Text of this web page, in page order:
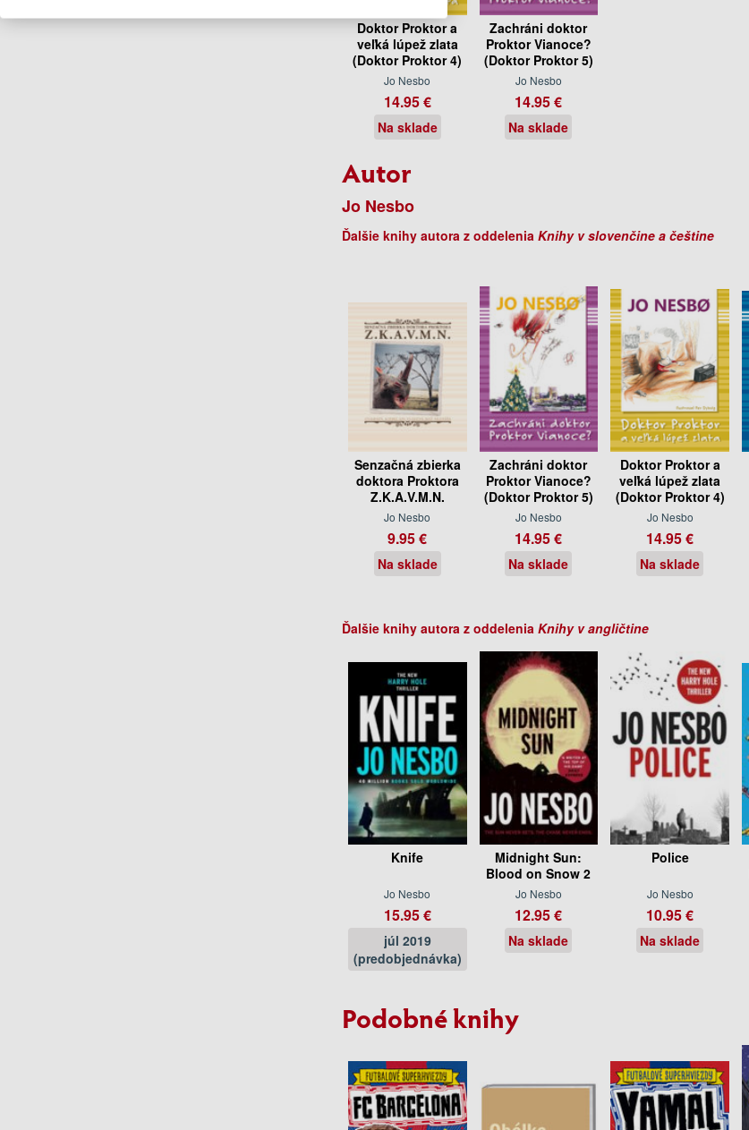
Doktor Proktor a
veľká lúpež zlata
(Doktor Proktor 4)
Jo Nesbo
14.95 €
Na sklade
Zachráni doktor
Proktor Vianoce?
(Doktor Proktor 5)
Jo Nesbo
14.95 €
Na sklade
Autor
Jo Nesbo
Ďalšie knihy autora z oddelenia Knihy v slovenčine a češtine
Senzačná zbierka
doktora Proktora
Z.K.A.V.M.N.
Jo Nesbo
9.95 €
Na sklade
Zachráni doktor
Proktor Vianoce?
(Doktor Proktor 5)
Jo Nesbo
14.95 €
Na sklade
Doktor Proktor a
veľká lúpež zlata
(Doktor Proktor 4)
Jo Nesbo
14.95 €
Na sklade
Ďalšie knihy autora z oddelenia Knihy v angličtine
Knife
Jo Nesbo
15.95 €
júl 2019
(predobjednávka)
Midnight Sun:
Blood on Snow 2
Jo Nesbo
12.95 €
Na sklade
Police
Jo Nesbo
10.95 €
Na sklade
Podobné knihy